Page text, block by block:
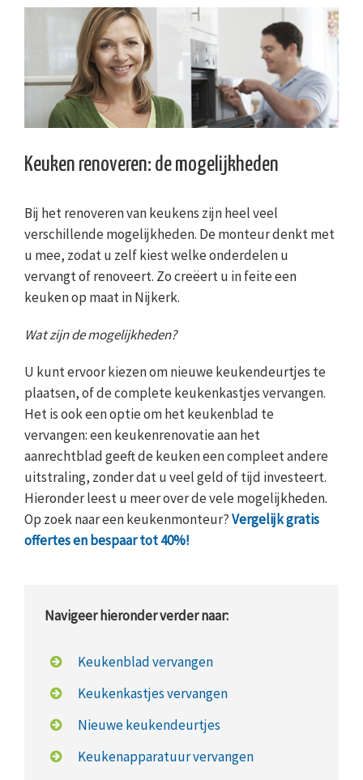
Keuken renoveren: de mogelijkheden
Bij het renoveren van keukens zijn heel veel
verschillende mogelijkheden. De monteur denkt met
u mee, zodat u zelf kiest welke onderdelen u
vervangt of renoveert. Zo creëert u in feite een
keuken op maat in Nijkerk.
Wat zijn de mogelijkheden?
U kunt ervoor kiezen om nieuwe keukendeurtjes te
plaatsen, of de complete keukenkastjes vervangen.
Het is ook een optie om het keukenblad te
vervangen: een keukenrenovatie aan het
aanrechtblad geeft de keuken een compleet andere
uitstraling, zonder dat u veel geld of tijd investeert.
Hieronder leest u meer over de vele mogelijkheden.
Op zoek naar een keukenmonteur?Vergelijk gratis
offertes en bespaar tot 40%!
Navigeer hieronder verder naar:
Keukenblad vervangen
Keukenkastjes vervangen
Nieuwe keukendeurtjes
Keukenapparatuur vervangen